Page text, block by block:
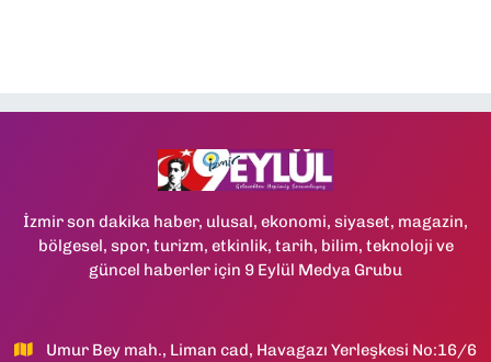
İzmir son dakika haber, ulusal, ekonomi, siyaset, magazin,
bölgesel, spor, turizm, etkinlik, tarih, bilim, teknoloji ve
güncel haberler için 9 Eylül Medya Grubu
Umur Bey mah., Liman cad, Havagazı Yerleşkesi No:16/6